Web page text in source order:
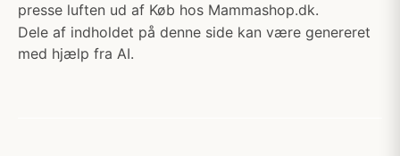
presse luften ud af Køb hos Mammashop.dk.
Dele af indholdet på denne side kan være genereret
med hjælp fra AI.